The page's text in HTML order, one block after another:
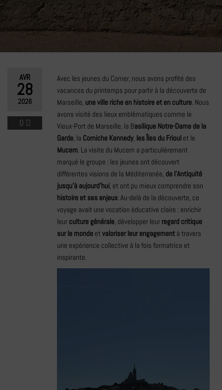
AVR
28
2026
0
Avec les jeunes du Corner, nous avons profité des
vacances du printemps pour partir à la découverte de
Marseille, une ville riche en histoire et en culture. Nous
avons visité des lieux emblématiques comme le
Vieux-Port de Marseille, la Basilique Notre-Dame de la
Garde, la Corniche Kennedy, les Îles du Frioul et le
Mucem. La visite du Mucem a particulièrement
marqué le groupe : les jeunes ont découvert
différentes visions de la Méditerranée, de l’Antiquité
jusqu’à aujourd’hui, et ont pu mieux comprendre son
histoire et ses enjeux. Au-delà de la découverte, ce
voyage avait une vocation éducative claire : enrichir
leur culture générale, développer leur regard critique
sur le monde etvaloriser leur engagement à travers
une expérience collective à la fois formatrice et
inspirante.